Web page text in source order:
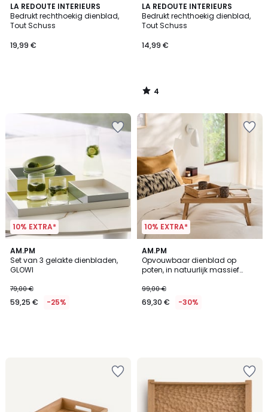
LA REDOUTE INTERIEURS
Bedrukt rechthoekig dienblad,
Tout Schuss
19,99 €
LA REDOUTE INTERIEURS
Bedrukt rechthoekig dienblad,
Tout Schuss
14,99 €
4
/
5
4
/
10% EXTRA*
AM.PM
Set van 3 gelakte dienbladen,
GLOWI
79,00 €
59,25 € -25%
10% EXTRA*
AM.PM
Opvouwbaar dienblad op
poten, in natuurlijk massief
99,00 €
69,30 € -30%